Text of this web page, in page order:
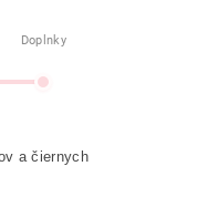
Doplnky
a čiernych